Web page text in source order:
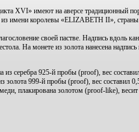
XVI» имеют на аверсе традиционный
из имени королевы «ELIZABETH II»,
своей пастве. Надпись
На монете из золота нанесена
из серебра 925-й пробы (proof), вес
золота 999-й пробы (proof), вес составил
плакирована золотом (proof-like),